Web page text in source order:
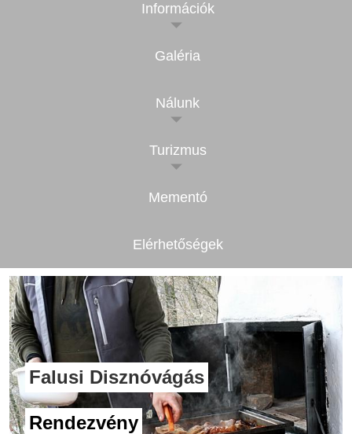
Információk
Galéria
Nálunk
Turizmus
Mementó
Elérhetőségek
Falusi Disznóvágás
Rendezvény